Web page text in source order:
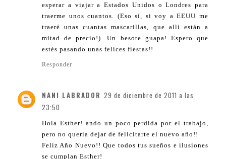
esperar a viajar a Estados Unidos o Londres para
traerme unos cuantos. (Eso sí, si voy a EEUU me
traeré unas cuantas mascarillas, que allí están a
mitad de precio!). Un besote guapa! Espero que
estés pasando unas felices fiestas!!
Responder
NANI LABRADOR 29 de diciembre de 2011 a las
23:50
Hola Esther! ando un poco perdida por el trabajo,
pero no quería dejar de felicitarte el nuevo año!!
Feliz Año Nuevo!! Que todos tus sueños e ilusiones
se cumplan Esther!